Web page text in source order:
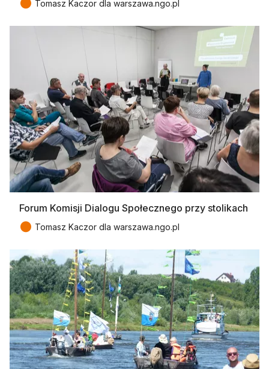
● Tomasz Kaczor dla warszawa.ngo.pl
Forum Komisji Dialogu Społecznego przy stolikach
● Tomasz Kaczor dla warszawa.ngo.pl